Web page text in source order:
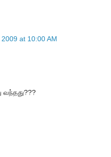
at 10:00 AM
வந்தது???